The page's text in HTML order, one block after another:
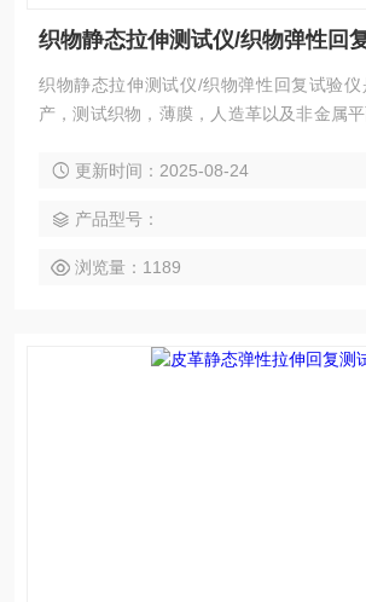
织物静态拉伸测试仪/织物弹性回
织物静态拉伸测试仪/织物弹性回复试验
产，测试织物，薄膜，人造革以及非金属平
更新时间：2025-08-24
产品型号：
浏览量：1189